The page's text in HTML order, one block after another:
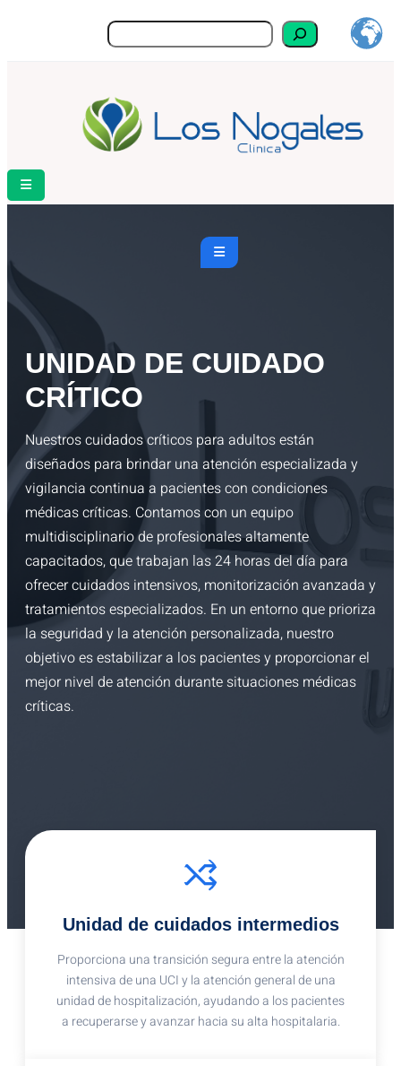
Buscar
UNIDAD DE CUIDADO
CRÍTICO
Nuestros cuidados críticos para adultos están
diseñados para brindar una atención especializada y
vigilancia continua a pacientes con condiciones
médicas críticas. Contamos con un equipo
multidisciplinario de profesionales altamente
capacitados, que trabajan las 24 horas del día para
ofrecer cuidados intensivos, monitorización avanzada y
tratamientos especializados. En un entorno que prioriza
la seguridad y la atención personalizada, nuestro
objetivo es estabilizar a los pacientes y proporcionar el
mejor nivel de atención durante situaciones médicas
críticas.
Unidad de cuidados intermedios
Proporciona una transición segura entre la atención
intensiva de una UCI y la atención general de una
unidad de hospitalización, ayudando a los pacientes
a recuperarse y avanzar hacia su alta hospitalaria.